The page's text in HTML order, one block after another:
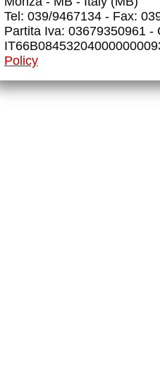
Tel: 039/9467134 - Fax:
Partita Iva: 03679350961 -
Policy